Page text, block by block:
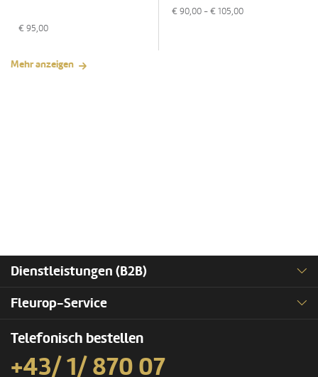
€ 95,00
€ 90,00 - € 105,00
Mehr anzeigen
Dienstleistungen (B2B)
Fleurop-Service
Telefonisch bestellen
+43/ 1/ 870 07